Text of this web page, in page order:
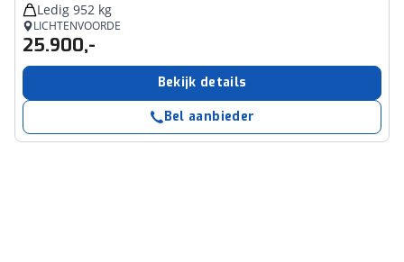
Ledig 952 kg
LICHTENVOORDE
25.900,-
Bekijk details
Bel aanbieder